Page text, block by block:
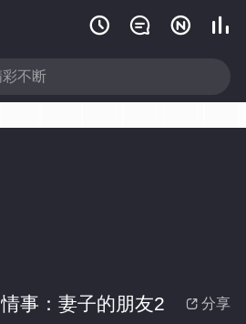
   
 分享
情事：妻子的朋友2